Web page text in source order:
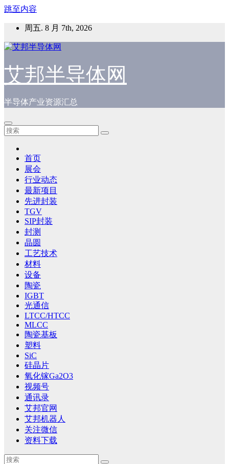
跳至内容
周五. 8 月 7th, 2026
艾邦半导体网
半导体产业资源汇总
首页
展会
行业动态
最新项目
先进封装
TGV
SIP封装
封测
晶圆
工艺技术
材料
设备
陶瓷
IGBT
光通信
LTCC/HTCC
MLCC
陶瓷基板
塑料
SiC
硅晶片
氧化镓Ga2O3
视频号
通讯录
艾邦官网
艾邦机器人
关注微信
资料下载